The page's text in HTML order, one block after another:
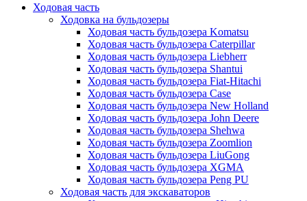
Ходовая часть
Ходовка на бульдозеры
Ходовая часть бульдозера Komatsu
Ходовая часть бульдозера Caterpillar
Ходовая часть бульдозера Liebherr
Ходовая часть бульдозера Shantui
Ходовая часть бульдозера Fiat-Hitachi
Ходовая часть бульдозера Case
Ходовая часть бульдозера New Holland
Ходовая часть бульдозера John Deere
Ходовая часть бульдозера Shehwa
Ходовая часть бульдозера Zoomlion
Ходовая часть бульдозера LiuGong
Ходовая часть бульдозера XGMA
Ходовая часть бульдозера Peng PU
Ходовая часть для экскаваторов